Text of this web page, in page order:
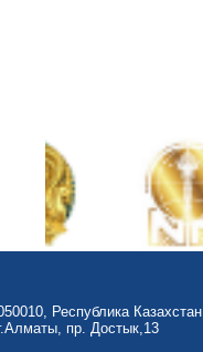
Республика Казахстан
пр. Достык,13